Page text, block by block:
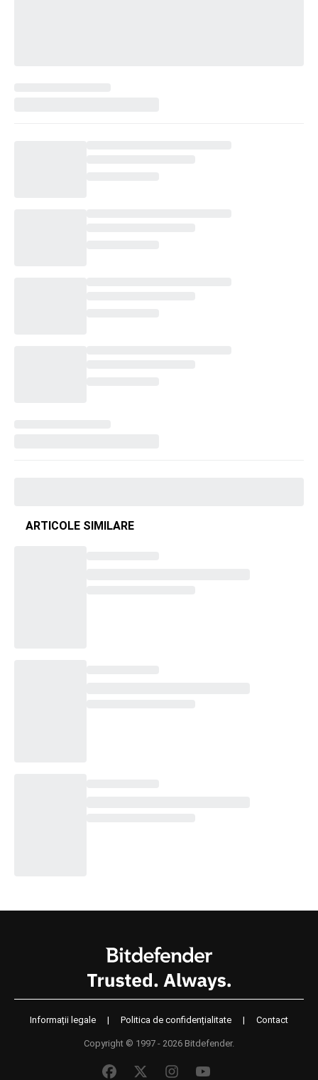
ARTICOLE SIMILARE
Informații legale | Politica de confidențialitate | Contact
Copyright © 1997 - 2026 Bitdefender.